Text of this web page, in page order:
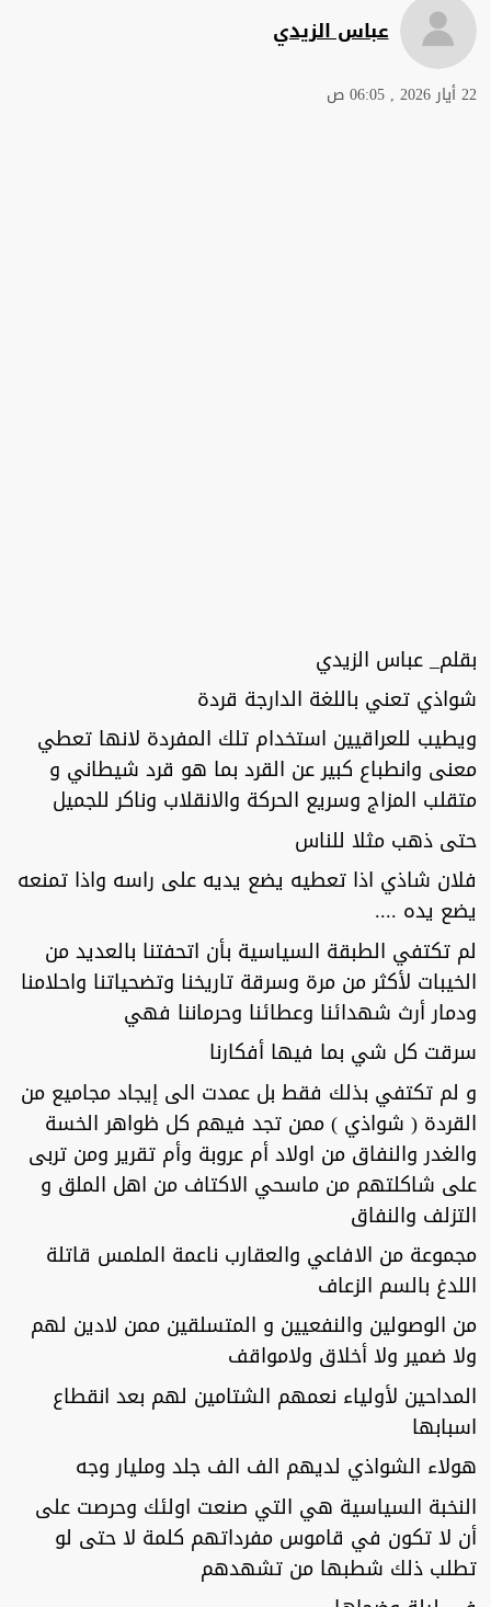
عباس الزيدي
22 أيار 2026 , 06:05 ص
بقلم_ عباس الزيدي
شواذي تعني باللغة الدارجة قردة
ويطيب للعراقيين استخدام تلك المفردة لانها تعطي
معنى وانطباع كبير عن القرد بما هو قرد شيطاني و
متقلب المزاج وسريع الحركة والانقلاب وناكر للجميل
حتى ذهب مثلا للناس
فلان شاذي اذا تعطيه يضع يديه على راسه واذا تمنعه
يضع يده ....
لم تكتفي الطبقة السياسية بأن اتحفتنا بالعديد من
الخيبات لأكثر من مرة وسرقة تاريخنا وتضحياتنا واحلامنا
ودمار أرث شهدائنا وعطائنا وحرماننا فهي
سرقت كل شي بما فيها أفكارنا
و لم تكتفي بذلك فقط بل عمدت الى إيجاد مجاميع من
القردة ( شواذي ) ممن تجد فيهم كل ظواهر الخسة
والغدر والنفاق من اولاد أم عروبة وأم تقرير ومن تربى
على شاكلتهم من ماسحي الاكتاف من اهل الملق و
التزلف والنفاق
مجموعة من الافاعي والعقارب ناعمة الملمس قاتلة
اللدغ بالسم الزعاف
من الوصولين والنفعيين و المتسلقين ممن لادين لهم
ولا ضمير ولا أخلاق ولامواقف
المداحين لأولياء نعمهم الشتامين لهم بعد انقطاع
اسبابها
هولاء الشواذي لديهم الف الف جلد ومليار وجه
النخبة السياسية هي التي صنعت اولئك وحرصت على
أن لا تكون في قاموس مفرداتهم كلمة لا حتى لو
تطلب ذلك شطبها من تشهدهم